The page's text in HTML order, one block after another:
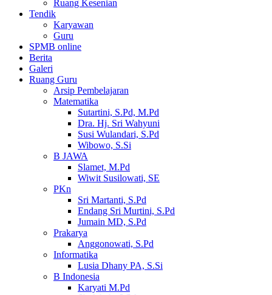
Ruang Kesenian
Tendik
Karyawan
Guru
SPMB online
Berita
Galeri
Ruang Guru
Arsip Pembelajaran
Matematika
Sutartini, S.Pd, M.Pd
Dra. Hj. Sri Wahyuni
Susi Wulandari, S.Pd
Wibowo, S.Si
B JAWA
Slamet, M.Pd
Wiwit Susilowati, SE
PKn
Sri Martanti, S.Pd
Endang Sri Murtini, S.Pd
Jumain MD, S.Pd
Prakarya
Anggonowati, S.Pd
Informatika
Lusia Dhany PA, S.Si
B Indonesia
Karyati M.Pd